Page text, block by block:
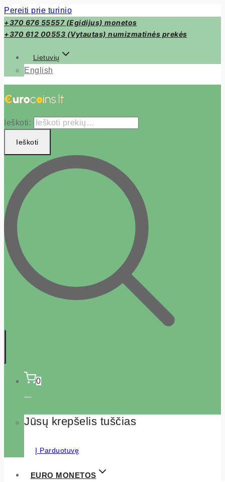
Pereiti prie turinio
+370 676 55557 (Egidijus) monetos
+370 612 00553 (Vytautas) numizmatinės prekės
Lietuvių
English
Ieškoti:
Ieškoti
0
Jūsų krepšelis tuščias
Į Parduotuvę
EURO MONETOS